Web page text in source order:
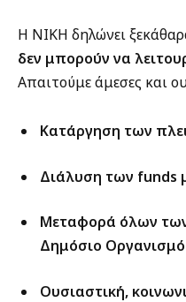
Η ΝΙΚΗ δηλώνει
δεν μπορούν να
Απαιτούμε άμεσες και
Κατάργηση των
Διάλυση των funds
Μεταφορά όλων
Δημόσιο Οργανισμό
Ουσιαστική,